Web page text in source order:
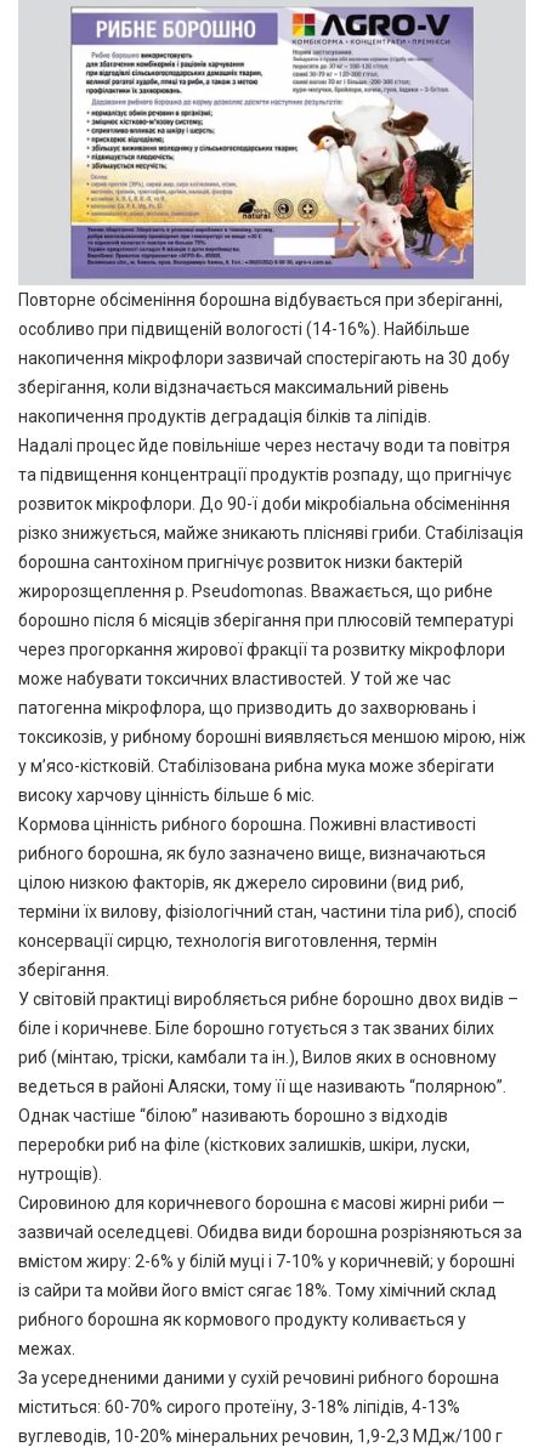
Повторне обсіменіння борошна відбувається при зберіганні,
особливо при підвищеній вологості (14-16%). Найбільше
накопичення мікрофлори зазвичай спостерігають на 30 добу
зберігання, коли відзначається максимальний рівень
накопичення продуктів деградація білків та ліпідів.
Надалі процес йде повільніше через нестачу води та повітря
та підвищення концентрації продуктів розпаду, що пригнічує
розвиток мікрофлори. До 90-ї доби мікробіальна обсіменіння
різко знижується, майже зникають плісняві гриби. Стабілізація
борошна сантохіном пригнічує розвиток низки бактерій
жиророзщеплення p. Pseudomonas. Вважається, що рибне
борошно після 6 місяців зберігання при плюсовій температурі
через прогоркання жирової фракції та розвитку мікрофлори
може набувати токсичних властивостей. У той же час
патогенна мікрофлора, що призводить до захворювань і
токсикозів, у рибному борошні виявляється меншою мірою, ніж
у м’ясо-кістковій. Стабілізована рибна мука може зберігати
високу харчову цінність більше 6 міс.
Кормова цінність рибного борошна. Поживні властивості
рибного борошна, як було зазначено вище, визначаються
цілою низкою факторів, як джерело сировини (вид риб,
терміни їх вилову, фізіологічний стан, частини тіла риб), спосіб
консервації сирцю, технологія виготовлення, термін
зберігання.
У світовій практиці виробляється рибне борошно двох видів –
біле і коричневе. Біле борошно готується з так званих білих
риб (мінтаю, тріски, камбали та ін.), Вилов яких в основному
ведеться в районі Аляски, тому її ще називають “полярною”.
Однак частіше “білою” називають борошно з відходів
переробки риб на філе (кісткових залишків, шкіри, луски,
нутрощів).
Сировиною для коричневого борошна є масові жирні риби —
зазвичай оселедцеві. Обидва види борошна розрізняються за
вмістом жиру: 2-6% у білій муці і 7-10% у коричневій; у борошні
із сайри та мойви його вміст сягає 18%. Тому хімічний склад
рибного борошна як кормового продукту коливається у
межах.
За усередненими даними у сухій речовині рибного борошна
міститься: 60-70% сирого протеїну, 3-18% ліпідів, 4-13%
вуглеводів, 10-20% мінеральних речовин, 1,9-2,3 МДж/100 г